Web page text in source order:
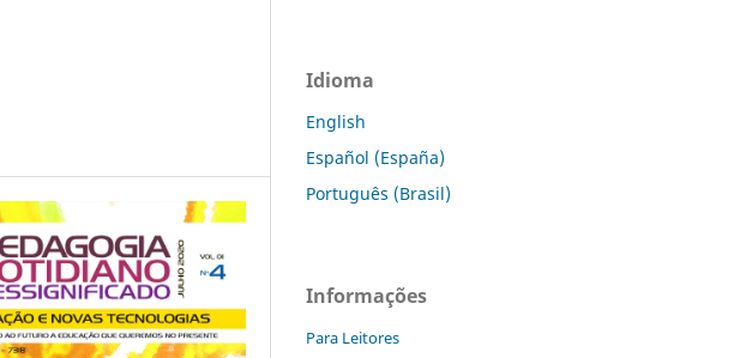
Idioma
English
Español (España)
Português (Brasil)
Informações
Para Leitores